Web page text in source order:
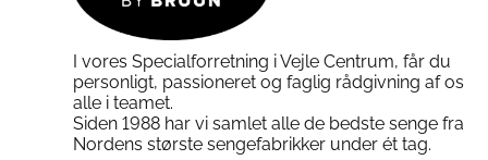
Vedligeholdelse
Luft madrassen regelmæssigt
Vask betrækket ved 60 °C
varesiden
I vores Specialforretning i Vejle Centrum, får du
personligt, passioneret og faglig rådgivning af os
alle i teamet.
Siden 1988 har vi samlet alle de bedste senge fra
Nordens største sengefabrikker under ét tag.